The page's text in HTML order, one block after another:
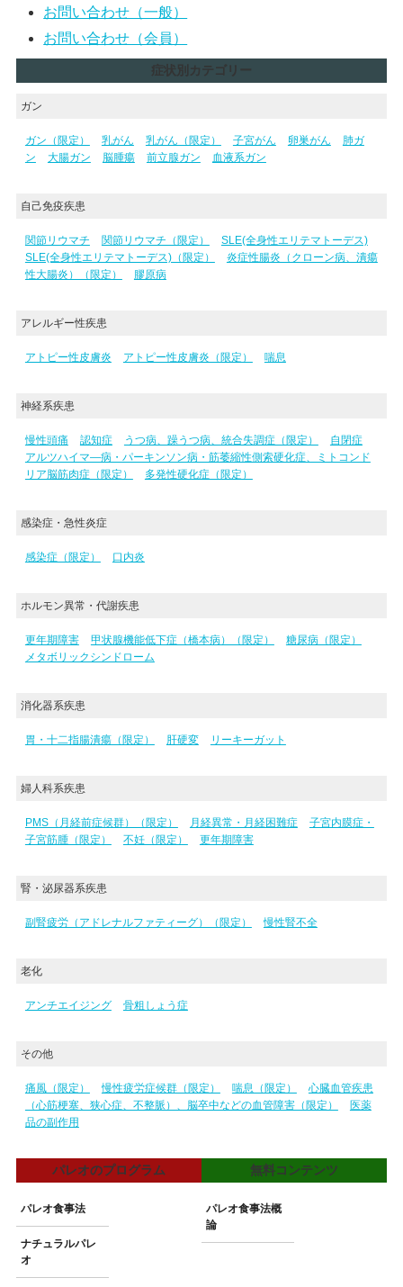
お問い合わせ（一般）
お問い合わせ（会員）
症状別カテゴリー
ガン
ガン（限定） 乳がん 乳がん（限定） 子宮がん 卵巣がん
肺ガ
ン
大腸ガン 脳腫瘍 前立腺ガン 血液系ガン
自己免疫疾患
関節リウマチ 関節リウマチ（限定）
SLE(全身性エリテマトーデス)
SLE(全身性エリテマトーデス)（限定）
炎症性腸炎（クローン病、潰瘍
性大腸炎）（限定）
膠原病
アレルギー性疾患
アトピー性皮膚炎 アトピー性皮膚炎（限定） 喘息
神経系疾患
慢性頭痛 認知症 うつ病、躁うつ病、統合失調症（限定）
自閉症
アルツハイマ―病・パーキンソン病・筋萎縮性側索硬化症、ミトコンド
リア脳筋肉症（限定）
多発性硬化症（限定）
感染症・急性炎症
感染症（限定） 口内炎
ホルモン異常・代謝疾患
更年期障害 甲状腺機能低下症（橋本病）（限定）
糖尿病（限定）
メタボリックシンドローム
消化器系疾患
胃・十二指腸潰瘍（限定） 肝硬変 リーキーガット
婦人科系疾患
PMS（月経前症候群）（限定） 月経異常・月経困難症
子宮内膜症・
子宮筋腫（限定）
不妊（限定） 更年期障害
腎・泌尿器系疾患
副腎疲労（アドレナルファティーグ）（限定） 慢性腎不全
老化
アンチエイジング 骨粗しょう症
その他
痛風（限定） 慢性疲労症候群（限定） 喘息（限定）
心臓血管疾患
（心筋梗塞、狭心症、不整脈）、脳卒中などの血管障害（限定）
医薬
品の副作用
パレオのプログラム
パレオ食事法
ナチュラルパレ
オ
無料コンテンツ
パレオ食事法概
論